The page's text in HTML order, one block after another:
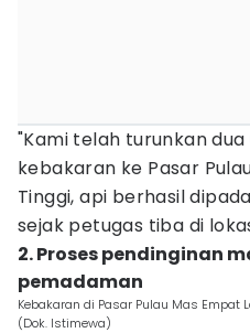
"Kami telah turunkan
kebakaran ke Pasar
Tinggi, api berhasil
sejak petugas tiba di
2. Proses pendinginan
pemadaman
Kebakaran di Pasar Pulau Mas Empat
(Dok. Istimewa)